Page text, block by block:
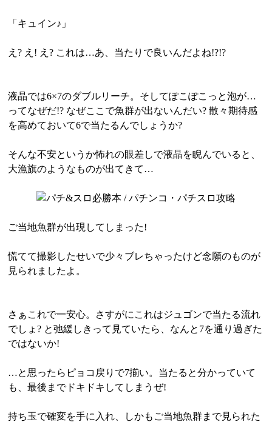
「キュイン♪」
え? え! え? これは…あ、当たりで良いんだよね!?!?
液晶では6×7のダブルリーチ。そしてぽこぽこっと泡が…
ってなぜだ!? なぜここで魚群が出ないんだい? 散々期待感
を高めておいて6で当たるんでしょうか?
そんな不安というか怖れの眼差しで液晶を睨んでいると、
大漁旗のようなものが出てきて…
ご当地魚群が出現してしまった!
慌てて撮影したせいで少々ブレちゃったけど念願のものが
見られましたよ。
さぁこれで一安心。さすがにこれはジュゴンで当たる流れ
でしょ? と弛緩しきって見ていたら、なんと7を通り過ぎた
ではないか!
…と思ったらピョコ戻りで7揃い。当たると分かっていて
も、最後までドキドキしてしまうぜ!
持ち玉で確変を手に入れ、しかもご当地魚群まで見られた